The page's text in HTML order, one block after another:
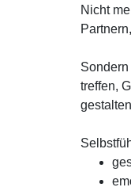
Nicht
treffen,